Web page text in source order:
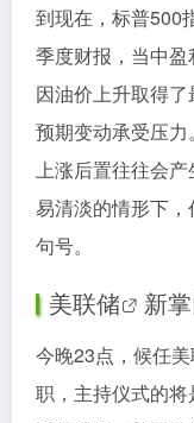
到现在，标普500
季度财报，当中
因油价上升取得
预期变动承受压
上涨后置往往会
易清淡的情形下
句号。
美联储 新
今晚23点，候任
职，主持仪式的